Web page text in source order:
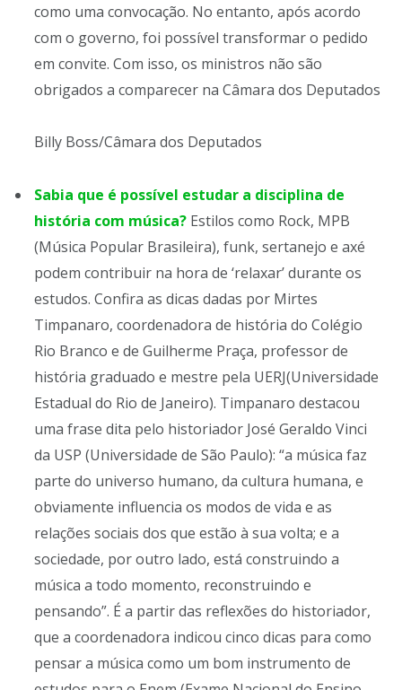
como uma convocação. No entanto, após acordo
com o governo, foi possível transformar o pedido
em convite. Com isso, os ministros não são
obrigados a comparecer na Câmara dos Deputados
Billy Boss/Câmara dos Deputados
Sabia que é possível estudar a disciplina de
história com música? Estilos como Rock, MPB
(Música Popular Brasileira), funk, sertanejo e axé
podem contribuir na hora de ‘relaxar’ durante os
estudos. Confira as dicas dadas por Mirtes
Timpanaro, coordenadora de história do Colégio
Rio Branco e de Guilherme Praça, professor de
história graduado e mestre pela UERJ(Universidade
Estadual do Rio de Janeiro). Timpanaro destacou
uma frase dita pelo historiador José Geraldo Vinci
da USP (Universidade de São Paulo): “a música faz
parte do universo humano, da cultura humana, e
obviamente influencia os modos de vida e as
relações sociais dos que estão à sua volta; e a
sociedade, por outro lado, está construindo a
música a todo momento, reconstruindo e
pensando”. É a partir das reflexões do historiador,
que a coordenadora indicou cinco dicas para como
pensar a música como um bom instrumento de